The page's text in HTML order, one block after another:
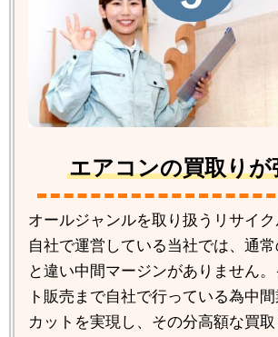
エアコンの買取りが
オールジャンルを取り扱うリサイ
自社で運営している当社では、通
と違い中間マージンがありません
ト販売まで自社で行っている為中
カットを実現し、その分高額な買